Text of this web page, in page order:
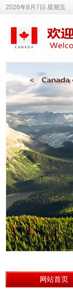
2026年8月7日 星期五
网站首页